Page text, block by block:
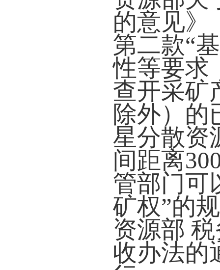
的意见》
第二款“
性等要求
查开采矿
除外）的
星分散资
间距离
管部门可
矿权”的
资源部
收办法的